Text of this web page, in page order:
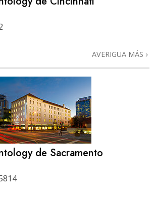
AVERIGUA MÁS
de Sacramento